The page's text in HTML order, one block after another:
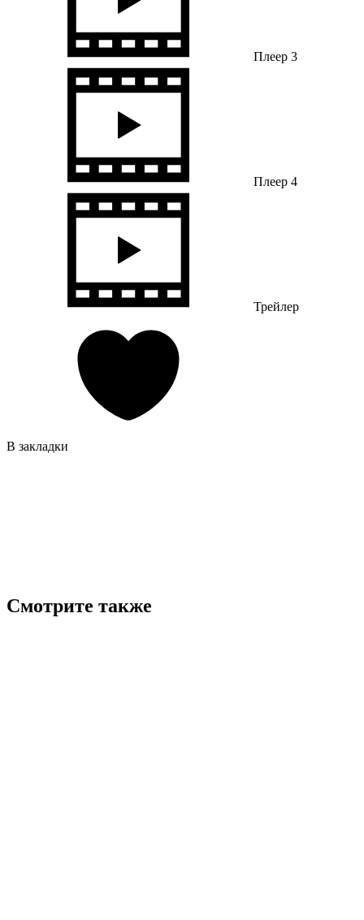
Плеер 3
Плеер 4
Трейлер
В закладки
Смотрите также